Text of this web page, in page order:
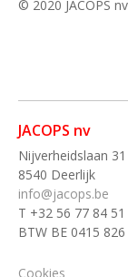
© 2020 JACOPS
JACOPS nv
Nijverheidslaan 31
8540 Deerlijk
info@jacops.be
T +32 56 77 84 51
BTW BE 0415
Cookies